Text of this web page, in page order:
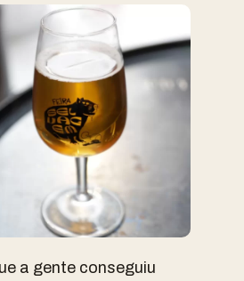
a gente conseguiu